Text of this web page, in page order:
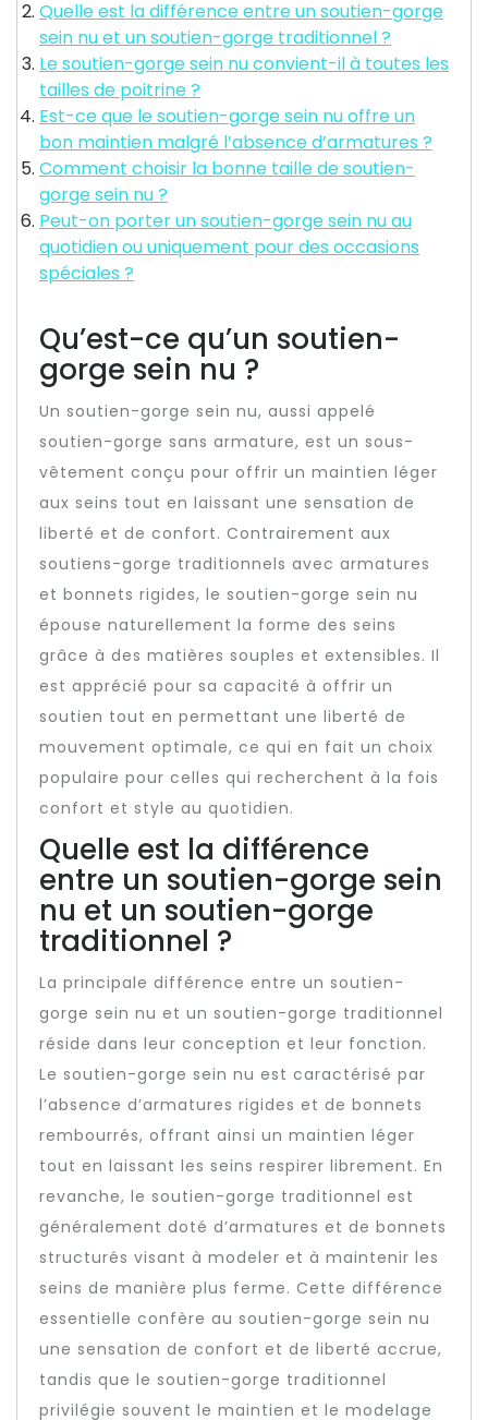
Quelle est la différence entre un soutien-gorge
sein nu et un soutien-gorge traditionnel ?
Le soutien-gorge sein nu convient-il à toutes les
tailles de poitrine ?
Est-ce que le soutien-gorge sein nu offre un
bon maintien malgré l’absence d’armatures ?
Comment choisir la bonne taille de soutien-
gorge sein nu ?
Peut-on porter un soutien-gorge sein nu au
quotidien ou uniquement pour des occasions
spéciales ?
Qu’est-ce qu’un soutien-
gorge sein nu ?
Un soutien-gorge sein nu, aussi appelé
soutien-gorge sans armature, est un sous-
vêtement conçu pour offrir un maintien léger
aux seins tout en laissant une sensation de
liberté et de confort. Contrairement aux
soutiens-gorge traditionnels avec armatures
et bonnets rigides, le soutien-gorge sein nu
épouse naturellement la forme des seins
grâce à des matières souples et extensibles. Il
est apprécié pour sa capacité à offrir un
soutien tout en permettant une liberté de
mouvement optimale, ce qui en fait un choix
populaire pour celles qui recherchent à la fois
confort et style au quotidien.
Quelle est la différence
entre un soutien-gorge sein
nu et un soutien-gorge
traditionnel ?
La principale différence entre un soutien-
gorge sein nu et un soutien-gorge traditionnel
réside dans leur conception et leur fonction.
Le soutien-gorge sein nu est caractérisé par
l’absence d’armatures rigides et de bonnets
rembourrés, offrant ainsi un maintien léger
tout en laissant les seins respirer librement. En
revanche, le soutien-gorge traditionnel est
généralement doté d’armatures et de bonnets
structurés visant à modeler et à maintenir les
seins de manière plus ferme. Cette différence
essentielle confère au soutien-gorge sein nu
une sensation de confort et de liberté accrue,
tandis que le soutien-gorge traditionnel
privilégie souvent le maintien et le modelage